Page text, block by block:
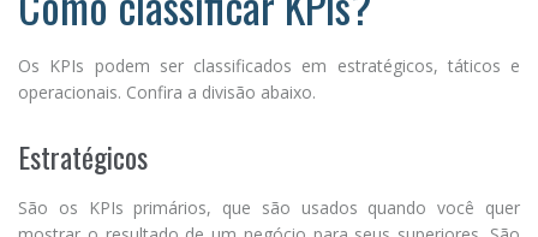
Os KPIs podem ser classificados em estratégicos, táticos e
operacionais. Confira a divisão abaixo.
Estratégicos
São os KPIs primários, que são usados quando você quer